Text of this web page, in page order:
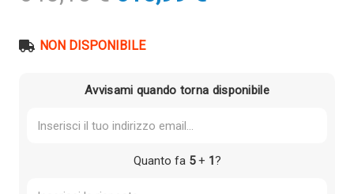
prezzo
era:
prezzo
NON DISPONIBILE
Avvisami quando torna disponibile
Quanto fa 5+ 1?